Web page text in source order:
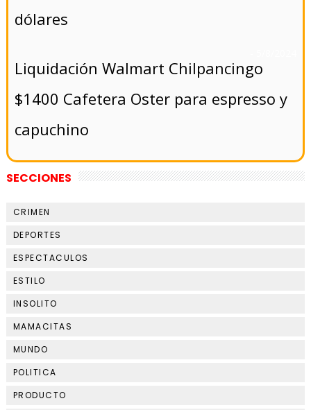
dólares
Liquidación Walmart Chilpancingo
$1400 Cafetera Oster para espresso y
capuchino
SECCIONES
CRIMEN
DEPORTES
ESPECTACULOS
ESTILO
INSOLITO
MAMACITAS
MUNDO
POLITICA
PRODUCTO